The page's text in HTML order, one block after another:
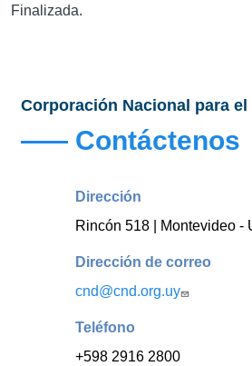
Finalizada.
Corporación Nacional para
Contáctenos
Dirección
Rincón 518 | Montevideo -
Dirección de correo
cnd@cnd.org.uy
Teléfono
+598 2916 2800